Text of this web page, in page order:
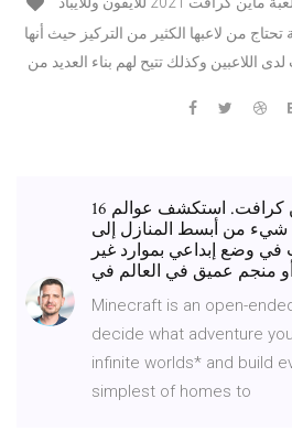
تحتاج من لاعبها الكثير من التركيز حيث أنها
لدى اللاعبين وكذلك تتيح لهم بناء العديد من
16 شباط (فبراير) 2020 ماين كرافت. استكشف عوالم
شيء من أبسط المنازل إلى
في وضع إبداعي بموارد غير
Minecraft is an open-
decide what adventure
infinite worlds* and build
simplest of homes to